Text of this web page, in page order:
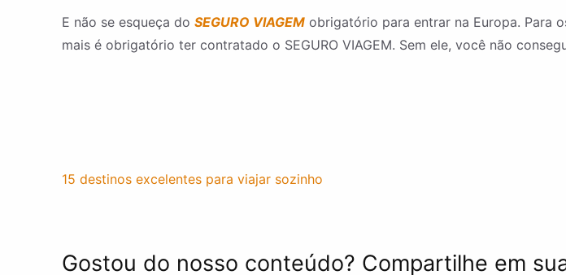
E não se esqueça do SEGURO VIAGEM obrigatório para entrar na Europa. Para
mais é obrigatório ter contratado o SEGURO VIAGEM. Sem ele, você não
15 destinos excelentes para viajar sozinho
Gostou do nosso conteúdo? Compartilhe em